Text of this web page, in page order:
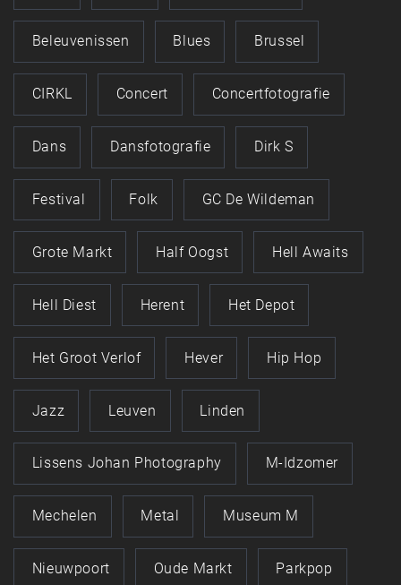
Beleuvenissen Blues Brussel
CIRKL Concert Concertfotografie
Dans Dansfotografie Dirk S
Festival Folk GC De Wildeman
Grote Markt Half Oogst Hell Awaits
Hell Diest Herent Het Depot
Het Groot Verlof Hever Hip Hop
Jazz Leuven Linden
Lissens Johan Photography M-Idzomer
Mechelen Metal Museum M
Nieuwpoort Oude Markt Parkpop